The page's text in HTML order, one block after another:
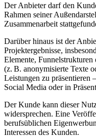
Der Anbieter darf den
Rahmen seiner
Zusammenarbeit
Darüber hinaus ist der
Projektergebnisse,
Elemente, Funnelstrukturen
(z. B. anonymisierte Texte
Leistungen zu präsentieren
Social Media oder in
Der Kunde kann dieser
widersprechen. Eine
berufsüblichen
Interessen des Kunden.